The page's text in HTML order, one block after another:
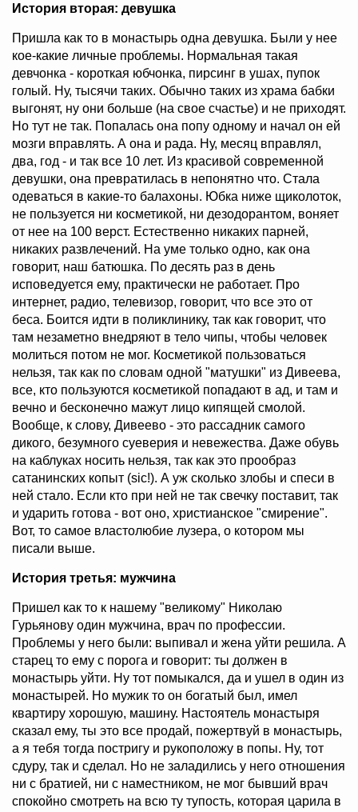
История вторая: девушка
Пришла как то в монастырь одна девушка. Были у нее
кое-какие личные проблемы. Нормальная такая
девчонка - короткая юбчонка, пирсинг в ушах, пупок
голый. Ну, тысячи таких. Обычно таких из храма бабки
выгонят, ну они больше (на свое счастье) и не приходят.
Но тут не так. Попалась она попу одному и начал он ей
мозги вправлять. А она и рада. Ну, месяц вправлял,
два, год - и так все 10 лет. Из красивой современной
девушки, она превратилась в непонятно что. Стала
одеваться в какие-то балахоны. Юбка ниже щиколоток,
не пользуется ни косметикой, ни дезодорантом, воняет
от нее на 100 верст. Естественно никаких парней,
никаких развлечений. На уме только одно, как она
говорит, наш батюшка. По десять раз в день
исповедуется ему, практически не работает. Про
интернет, радио, телевизор, говорит, что все это от
беса. Боится идти в поликлинику, так как говорит, что
там незаметно внедряют в тело чипы, чтобы человек
молиться потом не мог. Косметикой пользоваться
нельзя, так как по словам одной "матушки" из Дивеева,
все, кто пользуются косметикой попадают в ад, и там и
вечно и бесконечно мажут лицо кипящей смолой.
Вообще, к слову, Дивеево - это рассадник самого
дикого, безумного суеверия и невежества. Даже обувь
на каблуках носить нельзя, так как это прообраз
сатанинских копыт (sic!). А уж сколько злобы и спеси в
ней стало. Если кто при ней не так свечку поставит, так
и ударить готова - вот оно, христианское "смирение".
Вот, то самое властолюбие лузера, о котором мы
писали выше.
История третья: мужчина
Пришел как то к нашему "великому" Николаю
Гурьянову один мужчина, врач по профессии.
Проблемы у него были: выпивал и жена уйти решила. А
старец то ему с порога и говорит: ты должен в
монастырь уйти. Ну тот помыкался, да и ушел в один из
монастырей. Но мужик то он богатый был, имел
квартиру хорошую, машину. Настоятель монастыря
сказал ему, ты это все продай, пожертвуй в монастырь,
а я тебя тогда постригу и рукоположу в попы. Ну, тот
сдуру, так и сделал. Но не заладились у него отношения
ни с братией, ни с наместником, не мог бывший врач
спокойно смотреть на всю ту тупость, которая царила в